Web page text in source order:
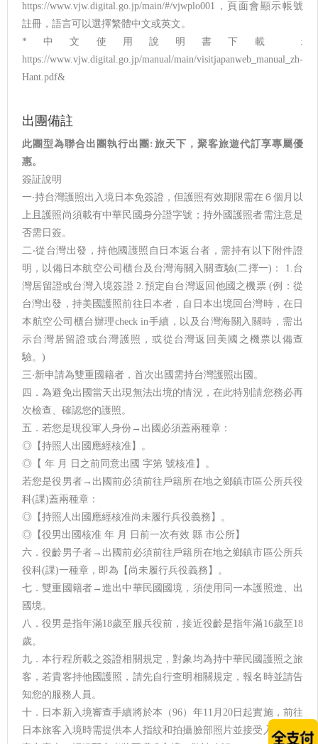
https://www.vjw.digital.go.jp/main/#/vjwplo001，頁面會顯示帳號
註冊，語言可以選擇繁體中文或英文。
*中文使用說明書下載 :
https://www.vjw.digital.go.jp/manual/main/visitjapanweb_manual_zh-
Hant.pdf&
出團備註
此團型為聯合出團執行出團:旅天下，聚客旅遊代訂享專屬優
惠。
簽証說明
一‧持台灣護照出入境日本免簽證，但護照有效期限需在６個月以
上且護照尚須載有中華民國身分證字號；持外國護照者需注意是
否需日簽。
二‧從台灣出發，持他國護照自日本返台者，需持有以下附件證
明，以備日本航空公司櫃台及台灣海關入關查驗(二擇一)： 1.台
灣居留證或台灣入境簽證 2.預定自台灣返回他國之機票 (例：從
台灣出發，持美國護照前往日本者，自日本出境回台灣時，在日
本航空公司櫃台辦理check in手續，以及台灣海關入關時，需出
示台灣居留證或台灣護照，或從台灣返回美國之機票以備查
驗。)
三‧新申請為雙重國籍者，首次出國需持台灣護照出國。
四．為避免出國當天出現無法出境的情況，在此特別請您務必再
次檢查、確認您的護照。
五．若您是現役軍人身份→出國必須蓋兩種章：
◎【持照人出國應經核准】。
◎【 年 月 日之前同意出國 字第 號核准】。
若您是役男者→出國前必須前往戶籍所在地之鄉鎮市區公所兵役
科(課)蓋兩種章：
◎【持照人出國應經核准尚未履行兵役義務】。
◎【役男出國核准 年 月 日前一次有效 縣 市公所】
六．役齡男子者→出國前必須前往戶籍所在地之鄉鎮市區公所兵
役科(課)一種章，即為【尚未履行兵役義務】。
七．雙重國籍者→進出中華民國國境，須使用同一本護照進、出
國境。
八．役男是指年滿18歲至服兵役前，接近役齡是指年滿16歲至18
歲。
九．本行程所載之簽證相關規定，對象均為持中華民國護照之旅
客，若貴客持他國護照，請先自行查明相關規定，報名時並請告
知您的服務人員。
十．日本新入境審查手續將於本（96）年11月20日起實施，前往
日本旅客入境時需提供本人指紋和拍攝臉部照片並接受入境審查